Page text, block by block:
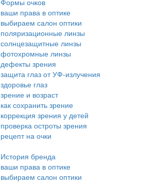
Формы очков
ваши права в оптике
выбираем салон оптики
поляризационные линзы
солнцезащитные линзы
фотохромные линзы
дефекты зрения
защита глаз от УФ-излучения
здоровье глаз
зрение и возраст
как сохранить зрение
коррекция зрения у детей
проверка остроты зрения
рецепт на очки
История бренда
ваши права в оптике
выбираем салон оптики